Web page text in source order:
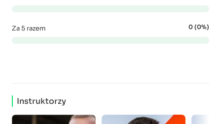
Za 5 razem 0 (0%)
Instruktorzy